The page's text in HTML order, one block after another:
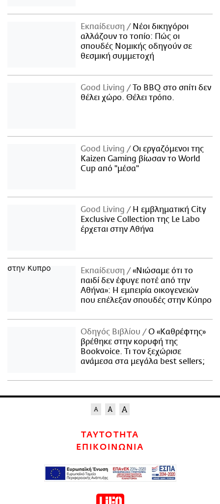
Εκπαίδευση
Νέοι δικηγόροι
αλλάζουν το τοπίο: Πώς οι
σπουδές Νομικής οδηγούν σε
θεσμική συμμετοχή
Good Living
Το BBQ στο σπίτι δεν
θέλει χώρο. Θέλει τρόπο.
Good Living
Οι εργαζόμενοι της
Kaizen Gaming βίωσαν το World
Cup από "μέσα"
Good Living
Η εμβληματική City
Exclusive Collection της Le Labo
έρχεται στην Αθήνα
Εκπαίδευση
«Νιώσαμε ότι το
παιδί δεν έφυγε ποτέ από την
Αθήνα»: Η εμπειρία οικογενειών
που επέλεξαν σπουδές στην Κύπρο
Οδηγός Βιβλίου
Ο «Καθρέφτης»
βρέθηκε στην κορυφή της
Bookvoice. Τι τον ξεχώρισε
ανάμεσα στα μεγάλα best sellers;
ΤΑΥΤΟΤΗΤΑ
ΕΠΙΚΟΙΝΩΝΙΑ